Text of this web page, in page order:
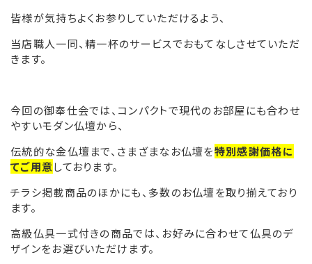
皆様が気持ちよくお参りしていただけるよう、
当店職人一同、精一杯のサービスでおもてなしさせていただ
きます。
今回の御奉仕会では、コンパクトで現代のお部屋にも合わせ
やすいモダン仏壇から、
伝統的な金仏壇まで、さまざまなお仏壇を特別感謝価格に
てご用意しております。
チラシ掲載商品のほかにも、多数のお仏壇を取り揃えており
ます。
高級仏具一式付きの商品では、お好みに合わせて仏具のデ
ザインをお選びいただけます。